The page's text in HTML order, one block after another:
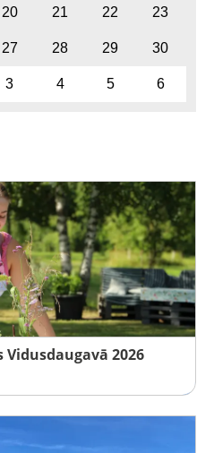
20 21 22 23
27 28 29 30
3 4 5 6
2026